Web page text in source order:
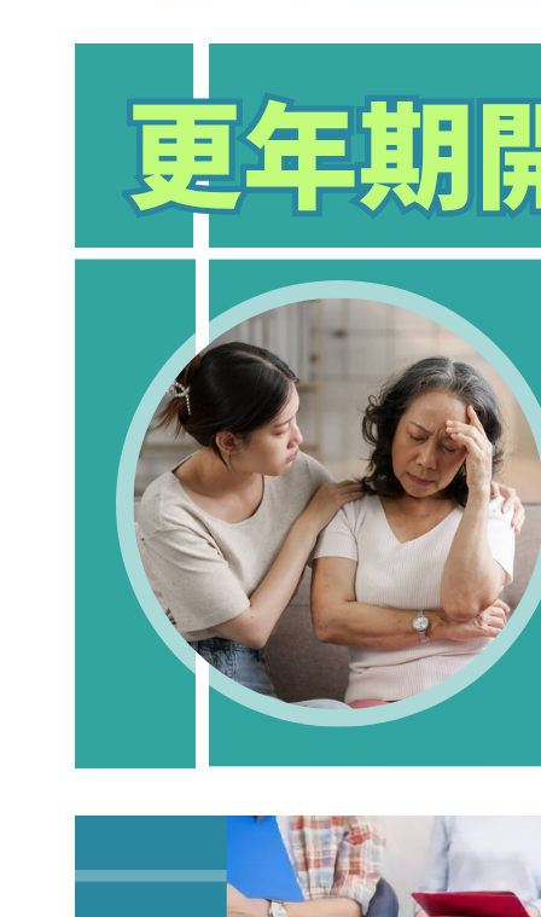
更年期開始關節痛？專家解析荷爾蒙變
化與舒緩方法
March 16, 2026.